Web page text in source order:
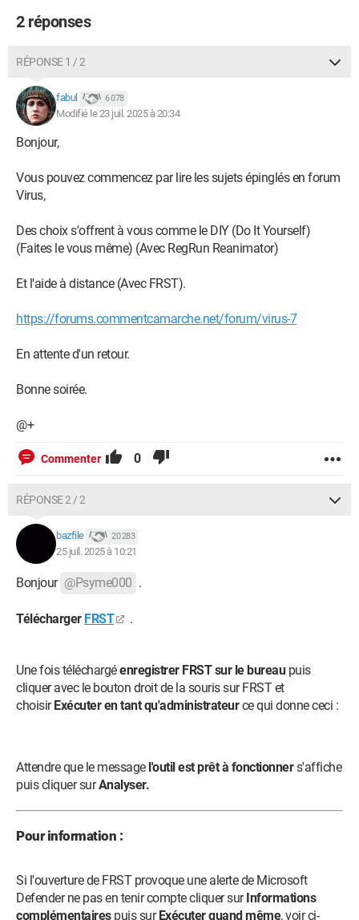
2 réponses
RÉPONSE 1 / 2
fabul 6 078
Modifié le 23 juil. 2025 à 20:34
Bonjour,
Vous pouvez commencez par lire les sujets épinglés en forum
Virus,
Des choix s'offrent à vous comme le DIY (Do It Yourself)
(Faites le vous même) (Avec RegRun Reanimator)
Et l'aide à distance (Avec FRST).
https://forums.commentcamarche.net/forum/virus-7
En attente d'un retour.
Bonne soirée.
@+
Commenter 0
RÉPONSE 2 / 2
bazfile 20 283
25 juil. 2025 à 10:21
Bonjour @Psyme000 .
Télécharger FRST .
Une fois téléchargéenregistrer FRST sur le bureaupuis
cliquer avec le bouton droit de la souris sur FRST et
choisirExécuter en tant qu'administrateurce qui donne ceci :
Attendre que le message l'outil est prêt à fonctionners'affiche
puis cliquer surAnalyser.
Pour information :
Si l'ouverture de FRST provoque une alerte de Microsoft
Defender ne pas en tenir compte cliquer surInformations
complémentairespuis surExécuter quand même, voir ci-